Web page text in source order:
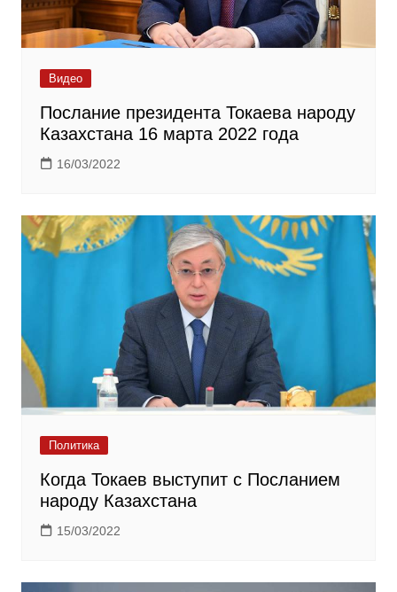
Видео
Послание президента Токаева народу
Казахстана 16 марта 2022 года
16/03/2022
Политика
Когда Токаев выступит с Посланием
народу Казахстана
15/03/2022